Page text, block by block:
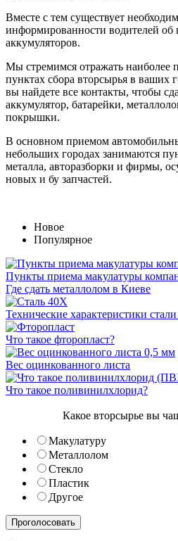
Вместе с тем существует
информированности водителей об
аккумуляторов.
Мы стремимся отражать
пунктах сбора вторсырья в ваших
вы найдете все контакты, чтобы
аккумулятор, батарейки,
покрышки.
В основном приемом
небольших городах занимаются
металла, авторазборки и фирмы,
новых и бу запчастей.
Новое
Популярное
Пункты приема макулатуры
Где сдать металлолом в Киеве
Технические характеристики
Что такое фторопласт?
Вес оцинкованного листа
Что такое поливинилхлорид?
Какое вторсырье вы
Макулатуру
Металлолом
Стекло
Пластик
Другое